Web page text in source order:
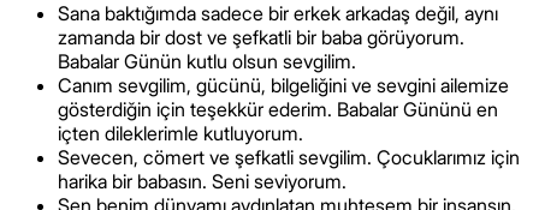
Sana baktığımda sadece bir erkek arkadaş değil, aynı
zamanda bir dost ve şefkatli bir baba görüyorum.
Babalar Günün kutlu olsun sevgilim.
Canım sevgilim, gücünü, bilgeliğini ve sevgini ailemize
gösterdiğin için teşekkür ederim. Babalar Gününü en
içten dileklerimle kutluyorum.
Sevecen, cömert ve şefkatli sevgilim. Çocuklarımız için
harika bir babasın. Seni seviyorum.
Sen benim dünyamı aydınlatan muhteşem bir insansın.